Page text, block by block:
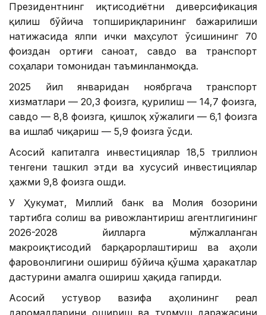
Президентнинг иқтисодиётни диверсификация
қилиш бўйича топшириқларининг бажарилиши
натижасида ялпи ички маҳсулот ўсишининг 70
фоиздан ортиғи саноат, савдо ва транспорт
соҳалари томонидан таъминланмоқда.
2025 йил январидан ноябргача транспорт
хизматлари — 20,3 фоизга, қурилиш — 14,7 фоизга,
савдо — 8,8 фоизга, қишлоқ хўжалиги — 6,1 фоизга
ва ишлаб чиқариш — 5,9 фоизга ўсди.
Асосий капиталга инвестициялар 18,5 триллион
тенгени ташкил этди ва хусусий инвестициялар
ҳажми 9,8 фоизга ошди.
У Ҳукумат, Миллий банк ва Молия бозорини
тартибга солиш ва ривожлантириш агентлигининг
2026-2028 йилларга мўлжалланган
макроиқтисодий барқарорлаштириш ва аҳоли
фаровонлигини ошириш бўйича қўшма ҳаракатлар
дастурини амалга ошириш ҳақида гапирди.
Асосий устувор вазифа аҳолининг реал